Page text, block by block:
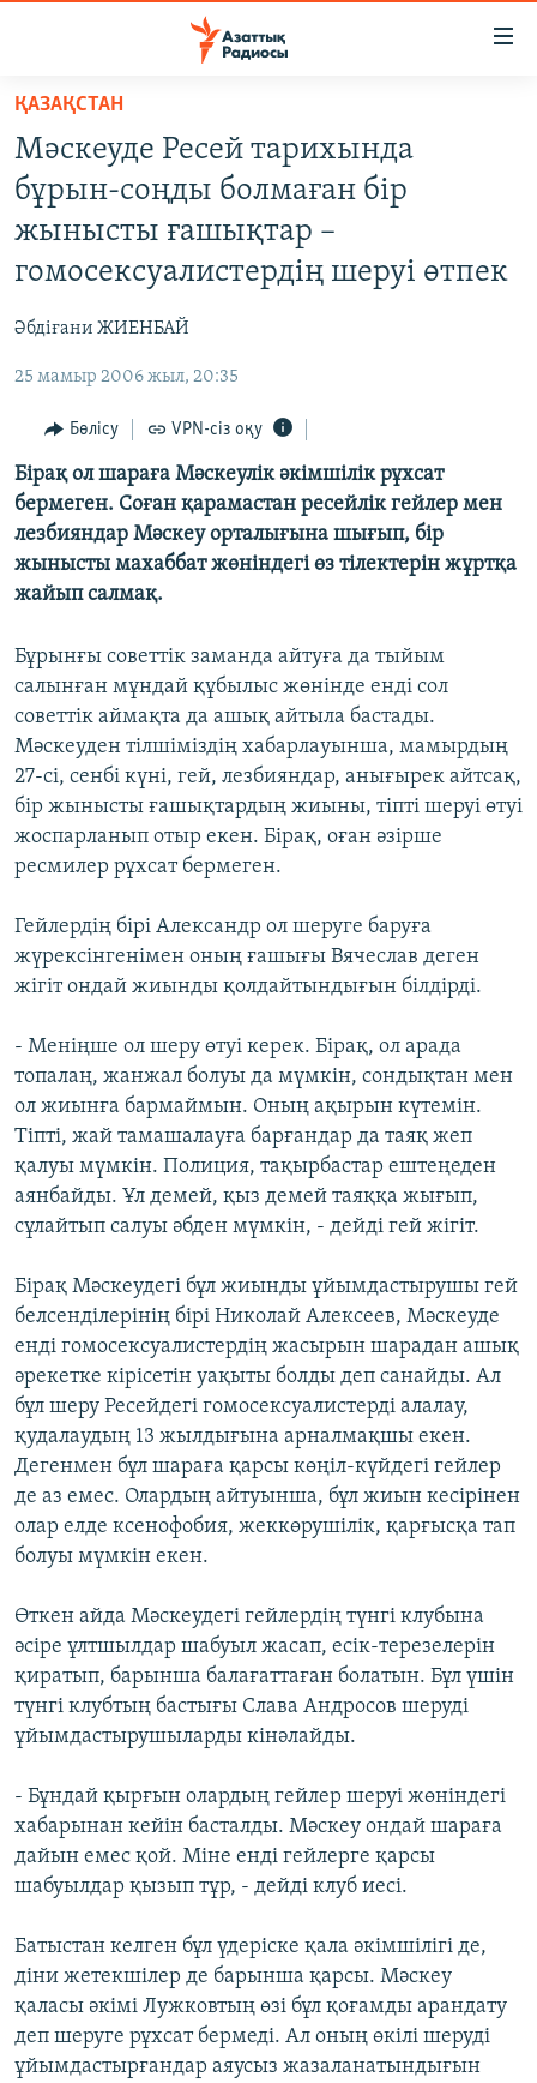
Skip
main
content
Skip
to
main
Skip
to
САЯСАТ
AZATTYQTV
ӘЛЕУМЕТ
ӘЛЕМ
АРНАЙЫ ЖОБАЛАР
Русский
ЖАЗЫЛЫҢЫЗ
Басқа тілдерде
ҚАЗАҚСТАН
Мәскеуде Ресей тарихында
бұрын-соңды болмаған бір
жынысты ғашықтар –
гомосексуалистердің шеруі өтпек
Әбдіғани ЖИЕНБАЙ
25 мамыр 2006 жыл, 20:35
Бөлісу VPN-сіз оқу
Бірақ ол шараға Мәскеулік әкімшілік рұхсат
бермеген. Соған қарамастан ресейлік гейлер мен
лезбияндар Мәскеу орталығына шығып, бір
жынысты махаббат жөніндегі өз тілектерін жұртқа
жайып салмақ.
Бұрынғы советтік заманда айтуға да тыйым
салынған мұндай құбылыс жөнінде енді сол
советтік аймақта да ашық айтыла бастады.
Мәскеуден тілшіміздің хабарлауынша, мамырдың
27-сі, сенбі күні, гей, лезбияндар, анығырек айтсақ,
бір жынысты ғашықтардың жиыны, тіпті шеруі өтуі
жоспарланып отыр екен. Бірақ, оған әзірше
ресмилер рұхсат бермеген.
Гейлердің бірі Александр ол шеруге баруға
жүрексінгенімен оның ғашығы Вячеслав деген
жігіт ондай жиынды қолдайтындығын білдірді.
- Меніңше ол шеру өтуі керек. Бірақ, ол арада
топалаң, жанжал болуы да мүмкін, сондықтан мен
ол жиынға бармаймын. Оның ақырын күтемін.
Тіпті, жай тамашалауға барғандар да таяқ жеп
қалуы мүмкін. Полиция, тақырбастар ештеңеден
аянбайды. Ұл демей, қыз демей таяққа жығып,
сұлайтып салуы әбден мүмкін, - дейді гей жігіт.
Бірақ Мәскеудегі бұл жиынды ұйымдастырушы гей
белсенділерінің бірі Николай Алексеев, Мәскеуде
енді гомосексуалистердің жасырын шарадан ашық
әрекетке кірісетін уақыты болды деп санайды. Ал
бұл шеру Ресейдегі гомосексуалистерді алалау,
қудалаудың 13 жылдығына арналмақшы екен.
Дегенмен бұл шараға қарсы көңіл-күйдегі гейлер
де аз емес. Олардың айтуынша, бұл жиын кесірінен
олар елде ксенофобия, жеккөрушілік, қарғысқа тап
болуы мүмкін екен.
Өткен айда Мәскеудегі гейлердің түнгі клубына
әсіре ұлтшылдар шабуыл жасап, есік-терезелерін
қиратып, барынша балағаттаған болатын. Бұл үшін
түнгі клубтың бастығы Слава Андросов шеруді
ұйымдастырушыларды кінәлайды.
- Бұндай қырғын олардың гейлер шеруі жөніндегі
хабарынан кейін басталды. Мәскеу ондай шараға
дайын емес қой. Міне енді гейлерге қарсы
шабуылдар қызып тұр, - дейді клуб иесі.
Батыстан келген бұл үдеріске қала әкімшілігі де,
діни жетекшілер де барынша қарсы. Мәскеу
қаласы әкімі Лужковтың өзі бұл қоғамды арандату
деп шеруге рұхсат бермеді. Ал оның өкілі шеруді
ұйымдастырғандар аяусыз жазаланатындығын